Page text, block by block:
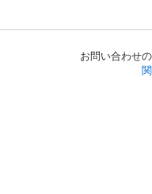
お問い合わせ